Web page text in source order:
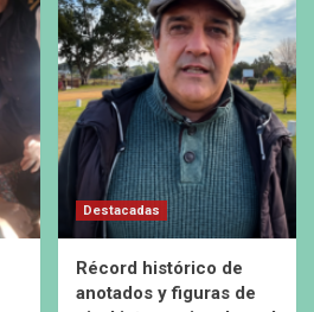
Destacadas
Récord histórico de
anotados y figuras de